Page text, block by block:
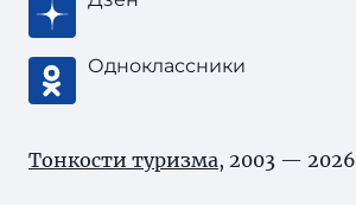
Одноклассники
Тонкости туризма, 2003 — 2026